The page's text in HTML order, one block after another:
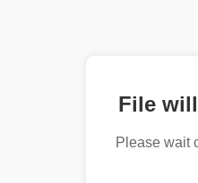
File
Please wait